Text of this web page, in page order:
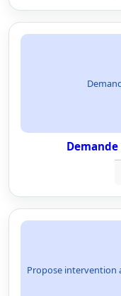
Propose intervention